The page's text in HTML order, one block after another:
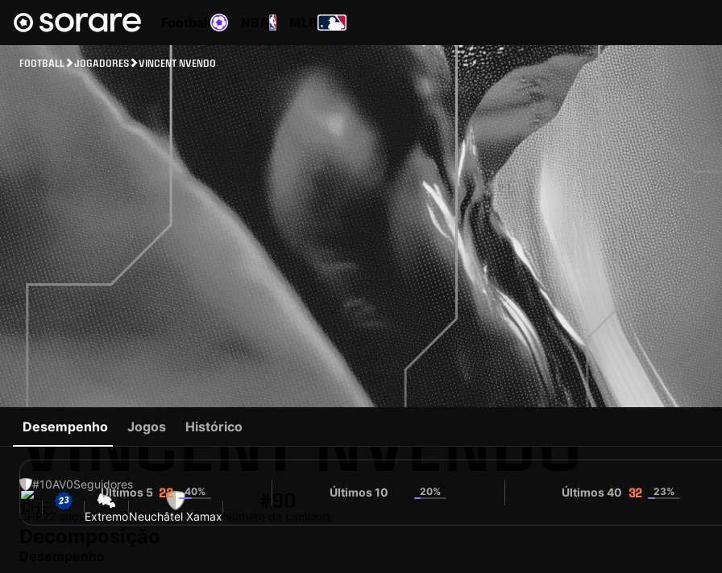
FOOTBALL JOGADORES VINCENT NVENDO
VINCENT NVENDO
#10AV0Seguidores
CHE ExtremoNeuchâtel Xamax
#90
Desempenho Jogos Histórico
Últimos 5 22 40% Últimos 10 20% Últimos 40 32 23%